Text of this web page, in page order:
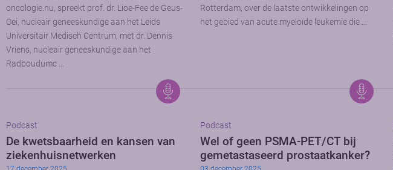
oncologie.nu, spreekt prof. dr. Lioe-Fee de Geus-
Oei, nucleair geneeskundige aan het Leids
Universitair Medisch Centrum, met dr. Dennis
Vriens, nucleair geneeskundige aan het
Radboudumc …
Rotterdam, over de laatste ontwikkelingen op
het gebied van acute myeloïde leukemie die …
Podcast
De kwetsbaarheid en kansen van
ziekenhuisnetwerken
Podcast
Wel of geen PSMA-PET/CT bij
gemetastaseerd prostaatkanker?